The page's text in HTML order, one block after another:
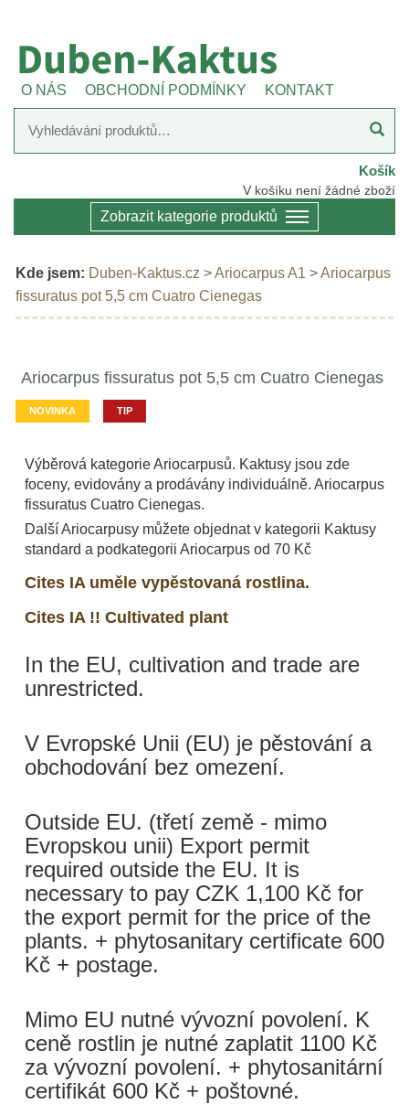
O NÁS OBCHODNÍ PODMÍNKY KONTAKT
Košík
V košíku není žádné zboží
Zobrazit kategorie produktů
Kde jsem: Duben-Kaktus.cz >Ariocarpus A1 >Ariocarpus
fissuratus pot 5,5 cm Cuatro Cienegas
Ariocarpus fissuratus pot 5,5 cm Cuatro Cienegas
NOVINKA TIP
Výběrová kategorie Ariocarpusů. Kaktusy jsou zde
foceny, evidovány a prodávány individuálně. Ariocarpus
fissuratus Cuatro Cienegas.
Další Ariocarpusy můžete objednat v kategorii Kaktusy
standard a podkategorii Ariocarpus od 70 Kč
Cites IA uměle vypěstovaná rostlina.
Cites IA !! Cultivated plant
In the EU, cultivation and trade are
unrestricted.
V Evropské Unii (EU) je pěstování a
obchodování bez omezení.
Outside EU. (třetí země - mimo
Evropskou unii) Export permit
required outside the EU. It is
necessary to pay CZK 1,100 Kč for
the export permit for the price of the
plants. + phytosanitary certificate 600
Kč + postage.
Mimo EU nutné vývozní povolení. K
ceně rostlin je nutné zaplatit 1100 Kč
za vývozní povolení. + phytosanitární
certifikát 600 Kč + poštovné.